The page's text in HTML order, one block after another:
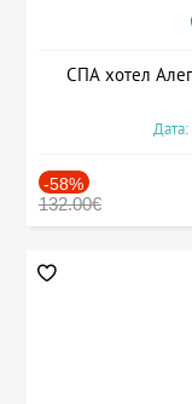
СПА хотел
-58%
132.00€